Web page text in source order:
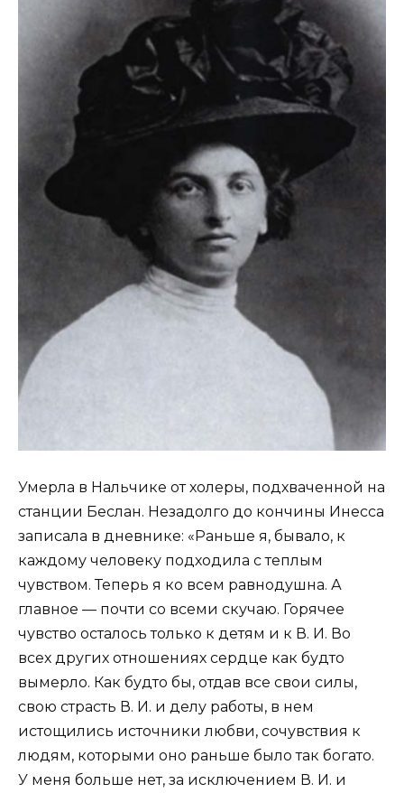
Умерла в Нальчике от холеры, подхваченной на
станции Беслан. Незадолго до кончины Инесса
записала в дневнике: «Раньше я, бывало, к
каждому человеку подходила с теплым
чувством. Теперь я ко всем равнодушна. А
главное — почти со всеми скучаю. Горячее
чувство осталось только к детям и к В. И. Во
всех других отношениях сердце как будто
вымерло. Как будто бы, отдав все свои силы,
свою страсть В. И. и делу работы, в нем
истощились источники любви, сочувствия к
людям, которыми оно раньше было так богато.
У меня больше нет, за исключением В. И. и